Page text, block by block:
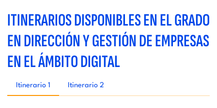
ITINERARIOS DISPONIBLES EN EL GRADO
EN DIRECCIÓN Y GESTIÓN DE EMPRESAS
EN EL ÁMBITO DIGITAL
Itinerario 1 Itinerario 2